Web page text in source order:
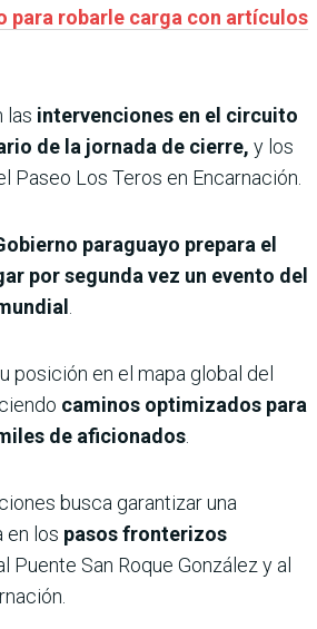
para robarle carga con artículos
las intervenciones en el circuito
de la jornada de cierre, y los
Paseo Los Teros en Encarnación.
paraguayo prepara el
por segunda vez un evento del
.
posición en el mapa global del
caminos optimizados para
de aficionados.
busca garantizar una
en los pasos fronterizos
Puente San Roque González y al